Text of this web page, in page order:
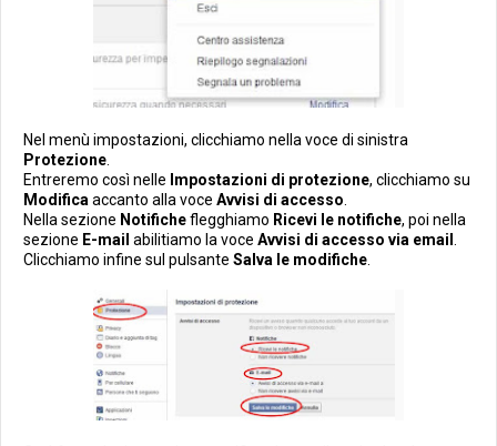
Nel menù impostazioni, clicchiamo nella voce di sinistra
Protezione.
Entreremo così nelle Impostazioni di protezione, clicchiamo su
Modificaaccanto alla voce Avvisi di accesso.
Nella sezione Notificheflegghiamo Ricevi le notifiche, poi nella
sezione E-mail abilitiamo la voce Avvisi di accesso via email .
Clicchiamo infine sul pulsante Salva le modifiche.